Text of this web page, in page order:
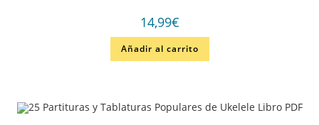
14,99€
Añadir al carrito